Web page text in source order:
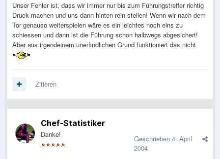
Unser Fehler ist, dass wir immer nur bis zum Führungstreffer richtig
Druck machen und uns dann hinten rein stellen! Wenn wir nach dem
Tor genauso weiterspielen wäre es ein leichtes noch eins zu
schiessen und dann ist die Führung schon halbwegs abgesichert!
Aber aus irgendeinem unerfindlichen Grund funktioniert das nicht
Zitieren
Chef-Statistiker
Danke! Geschrieben 4. April
2004